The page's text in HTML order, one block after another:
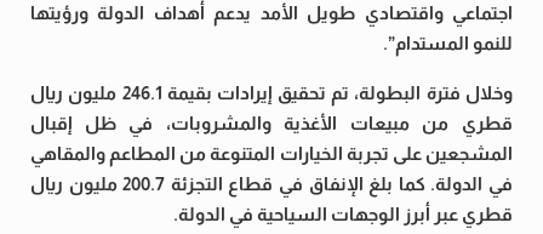
اجتماعي واقتصادي طويل الأمد يدعم أهداف الدولة ورؤيتها
للنمو المستدام”.
وخلال فترة البطولة، تم تحقيق إيرادات بقيمة 246.1 مليون ريال
قطري من مبيعات الأغذية والمشروبات، في ظل إقبال
المشجعين على تجربة الخيارات المتنوعة من المطاعم والمقاهي
في الدولة. كما بلغ الإنفاق في قطاع التجزئة 200.7 مليون ريال
قطري عبر أبرز الوجهات السياحية في الدولة.